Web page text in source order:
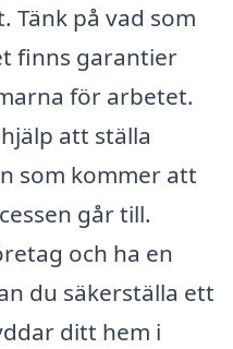
Tänk på vad som
finns garantier
för arbetet.
att ställa
som kommer att
går till.
och ha en
du säkerställa ett
ditt hem i